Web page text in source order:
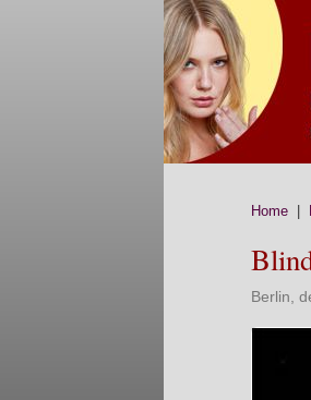
Home
Berlin,